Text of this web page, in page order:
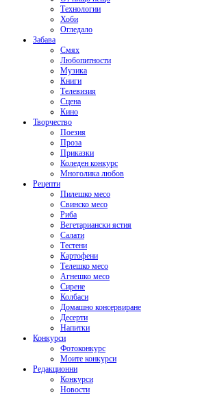
Технологии
Хоби
Огледало
Забава
Смях
Любопитности
Музика
Книги
Телевизия
Сцена
Кино
Творчество
Поезия
Проза
Приказки
Коледен конкурс
Многолика любов
Рецепти
Пилешко месо
Свинско месо
Риба
Вегетариански ястия
Салати
Тестени
Картофени
Телешко месо
Агнешко месо
Сирене
Колбаси
Домашно консервиране
Десерти
Напитки
Конкурси
Фотоконкурс
Моите конкурси
Редакционни
Конкурси
Новости